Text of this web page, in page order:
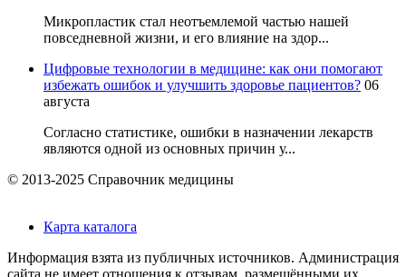
Микропластик стал неотъемлемой частью нашей
повседневной жизни, и его влияние на здор...
Цифровые технологии в медицине: как они помогают
избежать ошибок и улучшить здоровье пациентов? 06
августа
Согласно статистике, ошибки в назначении лекарств
являются одной из основных причин у...
© 2013-2025 Справочник медицины
Карта каталога
Информация взята из публичных источников. Администрация
сайта не имеет отношения к отзывам, размещёнными их